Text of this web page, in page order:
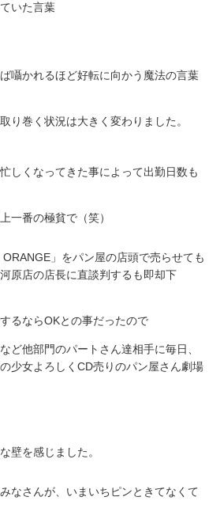
いた言葉
囁かれるほど好転に向かう魔法の言葉
り巻く状況は大きく変わりました。
しくなってきた事によって出勤日数も
一番の極貧で（笑）
」をパン屋の店頭で売らせても
原店の店長に直談判するも即却下
るならOKとの事だったので
ど他部門のパートさん達相手に毎日、
少女よろしくCD売りのパン屋さん劇場
壁を感じました。
なさんが、いまいちピンときてなくて